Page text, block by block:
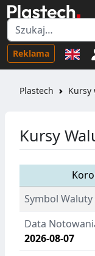
Reklama
Plastech Kursy
Kursy
Symbol Waluty
Data
2026-08-07